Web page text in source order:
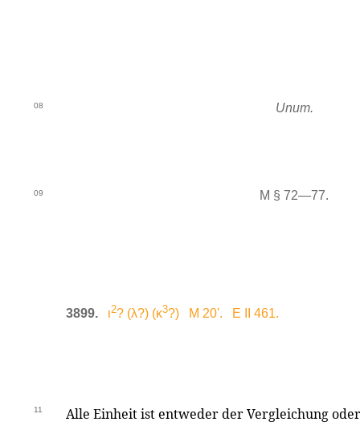
08 Unum.
09 M § 72—77.
3899. ι2? (λ?) (κ3?) M 20'. E II 461.
11 Alle Einheit ist entweder der Vergleichung